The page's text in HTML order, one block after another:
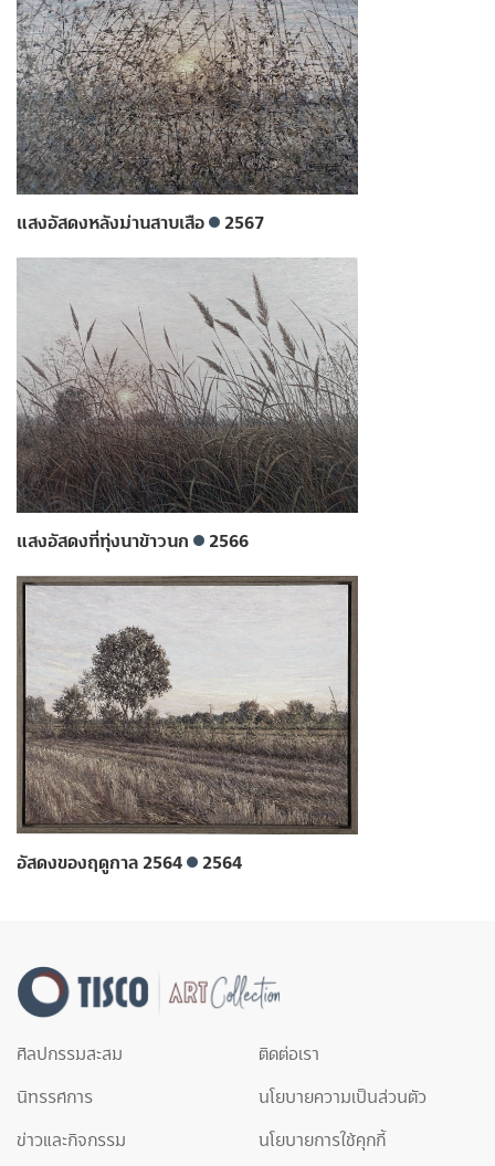
แสงอัสดงหลังม่านสาบเสือ 2567
แสงอัสดงที่ทุ่งนาข้าวนก 2566
อัสดงของฤดูกาล 2564 2564
ศิลปกรรมสะสม
นิทรรศการ
ข่าวและกิจกรรม
ติดต่อเรา
นโยบายความเป็นส่วนตัว
นโยบายการใช้คุกกี้